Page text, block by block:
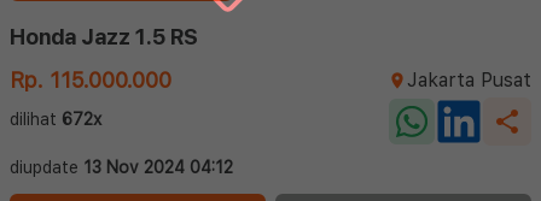
Honda Jazz 1.5 RS
Rp. 115.000.000
Jakarta Pusat
dilihat 672x
diupdate 13 Nov 2024 04:12